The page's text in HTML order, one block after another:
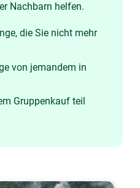
Nachbarn helfen.
die Sie nicht mehr
von jemandem in
Gruppenkauf teil